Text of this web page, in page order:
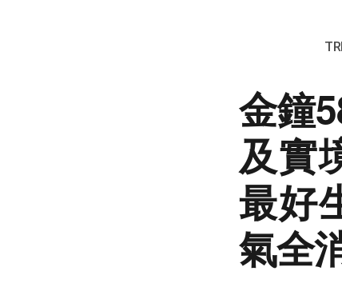
金鐘
及實
最好
氣全